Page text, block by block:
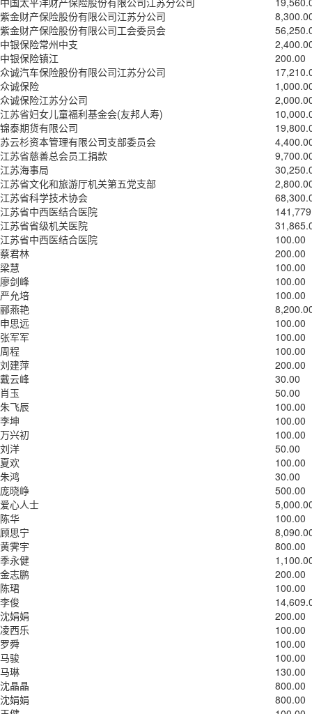
紫金财产保险股份有限公司江苏分公司
紫金财产保险股份有限公司工会委员会
中银保险常州中支
中银保险镇江
200.00
众诚汽车保险股份有限公司江苏分公司
众诚保险
众诚保险江苏分公司
江苏省妇女儿童福利基金会(友邦人寿)
锦泰期货有限公司
苏云杉资本管理有限公司支部委员会
江苏省慈善总会员工捐款
江苏海事局
江苏省文化和旅游厅机关第五党支部
江苏省科学技术协会
江苏省中西医结合医院
江苏省省级机关医院
江苏省中西医结合医院
100.00
蔡君林
200.00
梁慧
100.00
廖剑峰
100.00
严允培
100.00
郦燕艳
申思远
100.00
张军军
100.00
周程
100.00
刘建萍
200.00
戴云峰
30.00
肖玉
50.00
朱飞辰
100.00
李坤
100.00
万兴初
100.00
刘洋
50.00
夏欢
100.00
朱鸿
30.00
庞晓峥
500.00
爱心人士
陈华
100.00
顾思宁
黄霁宇
800.00
季永健
金志鹏
200.00
陈珺
100.00
李俊
沈娟娟
200.00
凌西乐
100.00
罗舜
100.00
马骏
100.00
马琳
130.00
沈晶晶
800.00
沈娟娟
800.00